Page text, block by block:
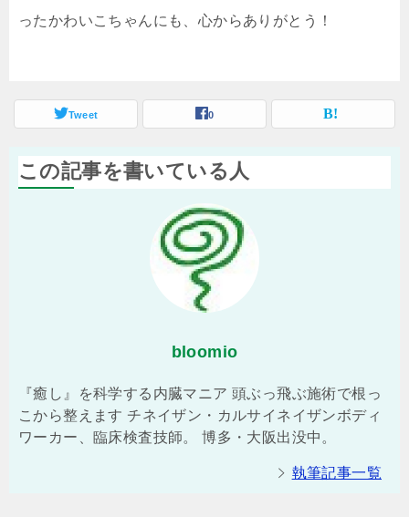
ったかわいこちゃんにも、心からありがとう！
Tweet 0
この記事を書いている人
bloomio
『癒し』を科学する内臓マニア 頭ぶっ飛ぶ施術で根っ
こから整えます チネイザン・カルサイネイザンボディ
ワーカー、臨床検査技師。 博多・大阪出没中。
執筆記事一覧